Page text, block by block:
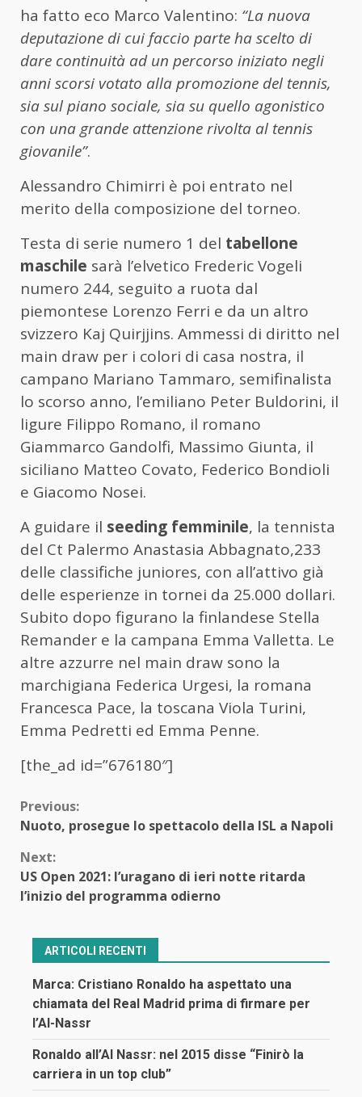
ha fatto eco Marco Valentino: “La nuova
deputazione di cui faccio parte ha scelto di
dare continuità ad un percorso iniziato negli
anni scorsi votato alla promozione del tennis,
sia sul piano sociale, sia su quello agonistico
con una grande attenzione rivolta al tennis
giovanile”.
Alessandro Chimirri è poi entrato nel
merito della composizione del torneo.
Testa di serie numero 1 del tabellone
maschile sarà l’elvetico Frederic Vogeli
numero 244, seguito a ruota dal
piemontese Lorenzo Ferri e da un altro
svizzero Kaj Quirjjins. Ammessi di diritto nel
main draw per i colori di casa nostra, il
campano Mariano Tammaro, semifinalista
lo scorso anno, l’emiliano Peter Buldorini, il
ligure Filippo Romano, il romano
Giammarco Gandolfi, Massimo Giunta, il
siciliano Matteo Covato, Federico Bondioli
e Giacomo Nosei.
A guidare il seeding femminile, la tennista
del Ct Palermo Anastasia Abbagnato,233
delle classifiche juniores, con all’attivo già
delle esperienze in tornei da 25.000 dollari.
Subito dopo figurano la finlandese Stella
Remander e la campana Emma Valletta. Le
altre azzurre nel main draw sono la
marchigiana Federica Urgesi, la romana
Francesca Pace, la toscana Viola Turini,
Emma Pedretti ed Emma Penne.
[the_ad id=”676180″]
Continue
Reading
Previous:
Nuoto, prosegue lo spettacolo della ISL a Napoli
Next:
US Open 2021: l’uragano di ieri notte ritarda
l’inizio del programma odierno
ARTICOLI RECENTI
Marca: Cristiano Ronaldo ha aspettato una
chiamata del Real Madrid prima di firmare per
l’Al-Nassr
Ronaldo all’Al Nassr: nel 2015 disse “Finirò la
carriera in un top club”